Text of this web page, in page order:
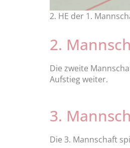
2. HE der 1.
2.
Die zweite
Aufstieg weiter.
3.
Die 3. Mannschaft